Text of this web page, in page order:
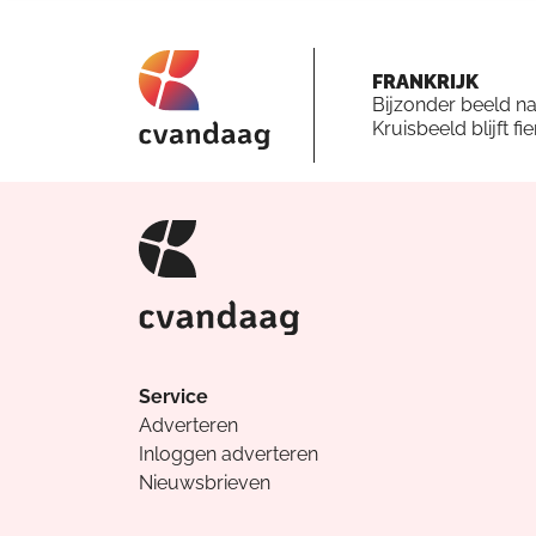
FRANKRIJK
Bijzonder beeld
Kruisbeeld blijft
Service
Adverteren
Inloggen adverteren
Nieuwsbrieven